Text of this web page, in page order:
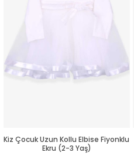
Kiz Çocuk Uzun Kollu Elbise Fiyonklu
Ekru (2-3 Yaş)